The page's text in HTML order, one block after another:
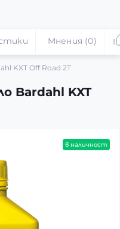
KXT Off Road 2Т
Bardahl KXT
Мнения (0)
в наличност